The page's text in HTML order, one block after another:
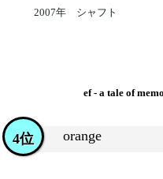
2007年 シャフト
ef - a tale of
orange
4位